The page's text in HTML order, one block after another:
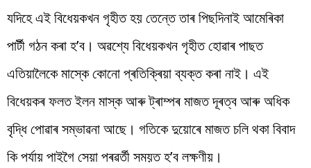
যদিহে এই বিধেয়কখন গৃহীত হয় তেন্তে তাৰ পিছদিনাই আমেৰিকা
পাৰ্টী গঠন কৰা হ’ব। অৱশ্যে বিধেয়কখন গৃহীত হোৱাৰ পাছত
এতিয়ালৈকে মাস্কে কোনো প্ৰতিক্ৰিয়া ব্যক্ত কৰা নাই। এই
বিধেয়কৰ ফলত ইলন মাস্ক আৰু ট্ৰাম্পৰ মাজত দূৰত্ব আৰু অধিক
বৃদ্ধি পোৱাৰ সম্ভাৱনা আছে। গতিকে দুয়োৰে মাজত চলি থকা বিবাদ
কি পৰ্যায় পাইগৈ সেয়া পৰৱৰ্তী সময়ত হ’ব লক্ষণীয়।